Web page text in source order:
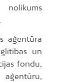
nolikums
aģentūra
un
fondu,